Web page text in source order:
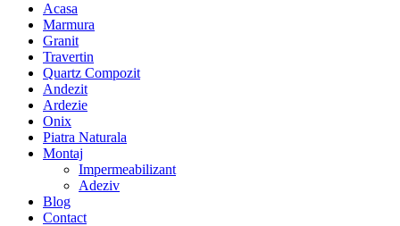
Acasa
Marmura
Granit
Travertin
Quartz Compozit
Andezit
Ardezie
Onix
Piatra Naturala
Montaj
Impermeabilizant
Adeziv
Blog
Contact